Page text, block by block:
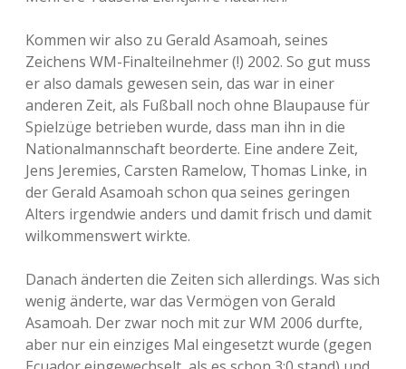
Kommen wir also zu Gerald Asamoah, seines
Zeichens WM-Finalteilnehmer (!) 2002. So gut muss
er also damals gewesen sein, das war in einer
anderen Zeit, als Fußball noch ohne Blaupause für
Spielzüge betrieben wurde, dass man ihn in die
Nationalmannschaft beorderte. Eine andere Zeit,
Jens Jeremies, Carsten Ramelow, Thomas Linke, in
der Gerald Asamoah schon qua seines geringen
Alters irgendwie anders und damit frisch und damit
wilkommenswert wirkte.
Danach änderten die Zeiten sich allerdings. Was sich
wenig änderte, war das Vermögen von Gerald
Asamoah. Der zwar noch mit zur WM 2006 durfte,
aber nur ein einziges Mal eingesetzt wurde (gegen